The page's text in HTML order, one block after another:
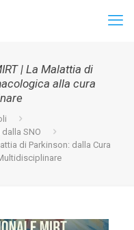
| La Malattia di
alla cura
SNO
di Parkinson: dalla Cura